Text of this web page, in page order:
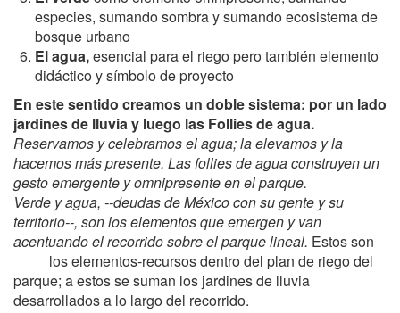
especies, sumando sombra y sumando ecosistema de
bosque urbano
El agua,esencial para el riego pero también elemento
didáctico y símbolo de proyecto
En este sentido creamos un doble sistema: por un lado
jardines de lluvia y luego las Follies de agua.
Reservamos y celebramos el agua; la elevamos y la
hacemos más presente. Las follies de agua construyen un
gesto emergente y omnipresente en el parque.
Verde y agua, --deudas de México con su gente y su
territorio--, son los elementos que emergen y van
acentuando el recorrido sobre el parque lineal. Estos son
los elementos-recursos dentro del plan de riego del
parque; a estos se suman los jardines de lluvia
desarrollados a lo largo del recorrido.